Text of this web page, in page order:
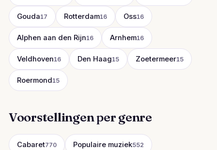
Gouda17 Rotterdam16 Oss16
Alphen aan den Rijn16 Arnhem16
Veldhoven16 Den Haag15 Zoetermeer15
Roermond15
Voorstellingen per genre
Cabaret770 Populaire muziek552